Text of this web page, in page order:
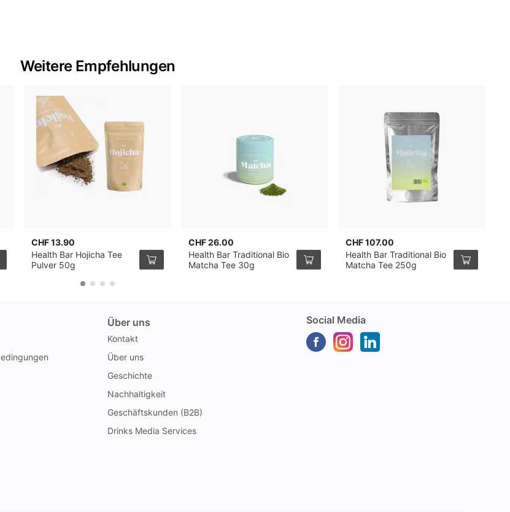
Weitere Empfehlungen
CHF 13.90
Health Bar Hojicha Tee
Pulver 50g
CHF 26.00
Health Bar Traditional Bio
Matcha Tee 30g
CHF 107.00
Health Bar Traditional Bio
Matcha Tee 250g
Über uns
Kontakt
Über uns
Geschichte
Nachhaltigkeit
Geschäftskunden (B2B)
Drinks Media Services
Social Media